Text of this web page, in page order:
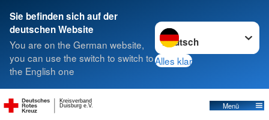
Sie befinden sich auf der
deutschen Website
You are on the German website,
you can use the switch to switch to
the English one
Sprache wechseln zu
Alles klar
Duisburg e.V.
Kreisverband
Menü
Suche